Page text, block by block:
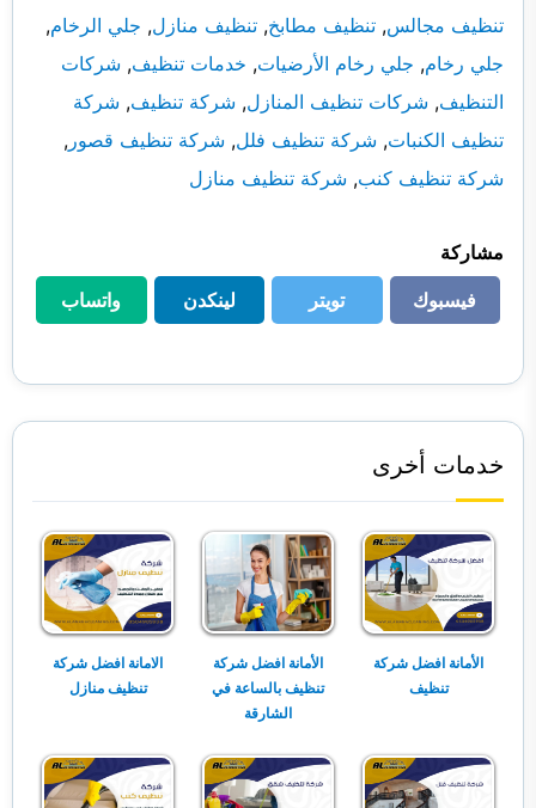
تنظيف مجالس, تنظيف مطابخ, تنظيف منازل, جلي الرخام,
جلي رخام, جلي رخام الأرضيات, خدمات تنظيف, شركات
التنظيف, شركات تنظيف المنازل, شركة تنظيف, شركة
تنظيف الكنبات, شركة تنظيف فلل, شركة تنظيف قصور ,
شركة تنظيف كنب, شركة تنظيف منازل
مشاركة
فيسبوك
فيسبوك
تويتر
تويتر
لينكدن
لينكدن
واتساب
واتساب
خدمات أخرى
الأمانة افضل شركة
تنظيف
الأمانة افضل شركة
تنظيف بالساعة في
الشارقة
الامانة افضل شركة
تنظيف منازل